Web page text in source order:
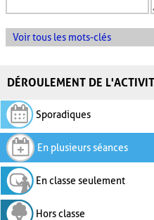
Voir tous les mots-clés
DÉROULEMENT DE
Sporadiques
En plusieurs séances
En classe seulement
Hors classe